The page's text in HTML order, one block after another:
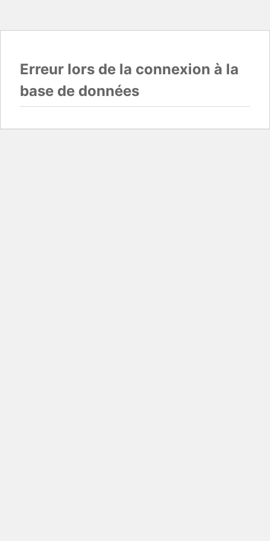
Erreur lors de la connexion à la
base de données